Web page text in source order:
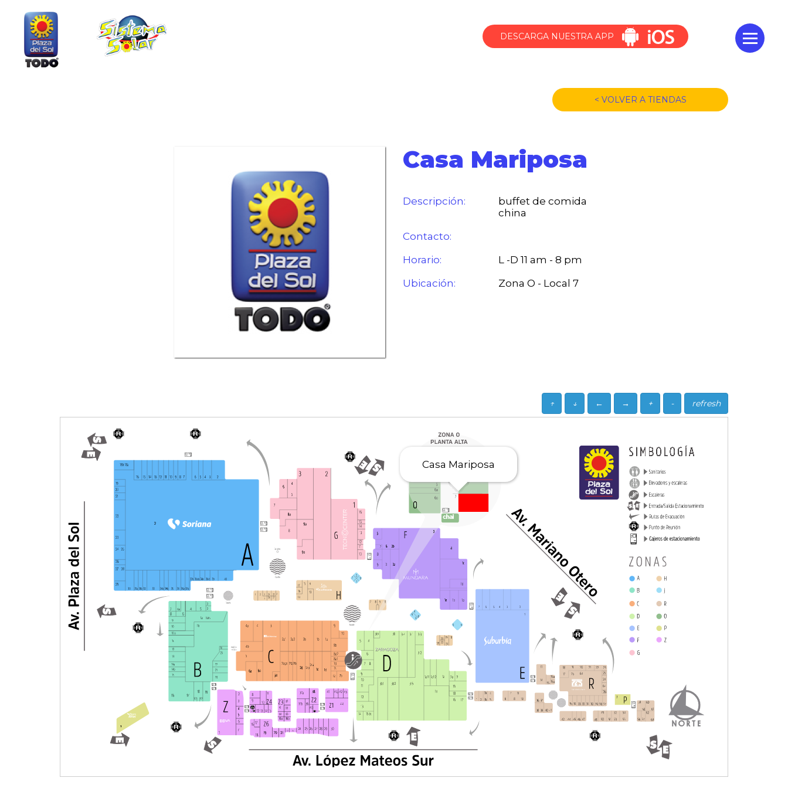
DESCARGA NUESTRA APP
< VOLVER A TIENDAS
Casa Mariposa
Descripción:
buffet de comida
china
Contacto:
Horario:
L -D 11 am - 8 pm
Ubicación:
Zona O - Local 7
refresh
-
+
→
←
↓
↑
Casa Mariposa